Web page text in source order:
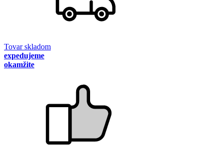
Tovar skladom
expedujeme
okamžite